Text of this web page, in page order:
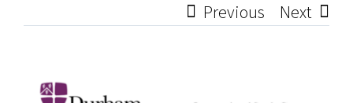
아이혼자유학Previous Next
View